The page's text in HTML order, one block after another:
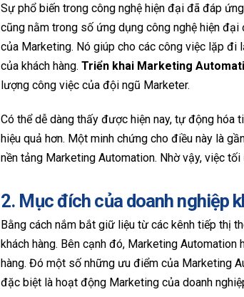
Sự phổ biến trong công nghệ hiện đại đã đáp
cũng nằm trong số ứng dụng công nghệ hiện
của Marketing. Nó giúp cho các công việc lặp
của khách hàng.Triển khai Marketing
lượng công việc của đội ngũ Marketer.
Có thể dễ dàng thấy được hiện nay, tự động hóa
hiệu quả hơn. Một minh chứng cho điều này là
nền tảng Marketing Automation. Nhờ vậy, việc
2. Mục đích của doanh nghiệp
Bằng cách nắm bắt giữ liệu từ các kênh tiếp thị
khách hàng. Bên cạnh đó, Marketing
hàng. Đó một số những ưu điểm của Marketing
đặc biệt là hoạt động Marketing của doanh